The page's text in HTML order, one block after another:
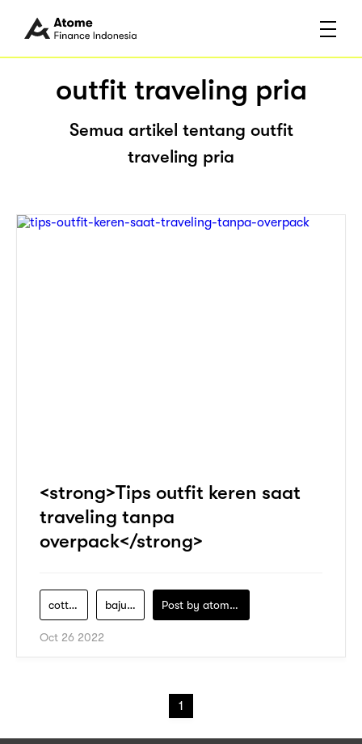
outfit traveling pria
Semua artikel tentang outfit
traveling pria
<strong>Tips outfit keren saat
traveling tanpa
overpack</strong>
cotton-on baju-traveling Post by atomeind
Oct 26 2022
1